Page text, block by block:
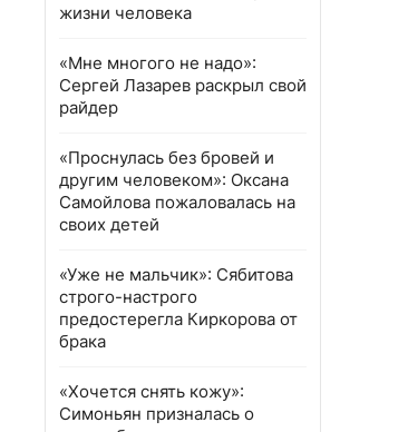
жизни человека
«Мне многого не надо»:
Сергей Лазарев раскрыл свой
райдер
«Проснулась без бровей и
другим человеком»: Оксана
Самойлова пожаловалась на
своих детей
«Уже не мальчик»: Сябитова
строго-настрого
предостерегла Киркорова от
брака
«Хочется снять кожу»:
Симоньян призналась о